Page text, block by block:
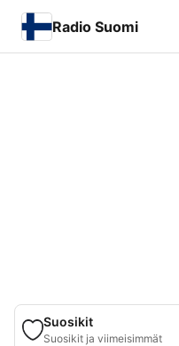
Radio Suomi
Suosikit
Suosikit ja viimeisimmät